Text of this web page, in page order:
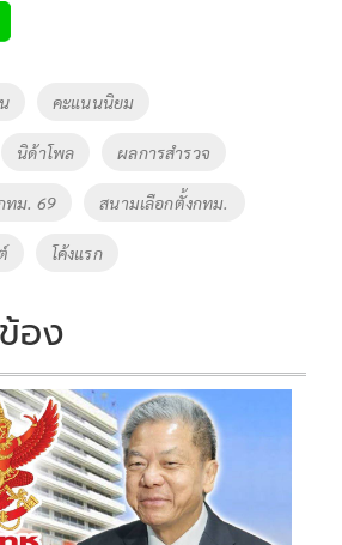
คะแนนนิยม
นิด้าโพล ผลการสำรวจ
ทม. 69 สนามเลือกตั้งกทม.
โค้งแรก
อง